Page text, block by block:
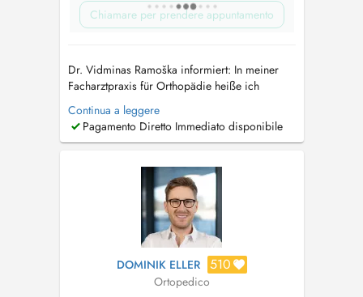
Chiamare per prendere appuntamento
Dr. Vidminas Ramoška informiert: In meiner
Facharztpraxis für Orthopädie heiße ich
Patientinnen und Patienten aller Altersgruppen
herzlich willkommen. Mein Leistungsspektrum
umfasst die Untersuchung und Behandlung von
Erwachsenen. Es ist mir ein beson...
Continua a leggere
Pagamento Diretto Immediato disponibile
DOMINIK ELLER 510
Ortopedico